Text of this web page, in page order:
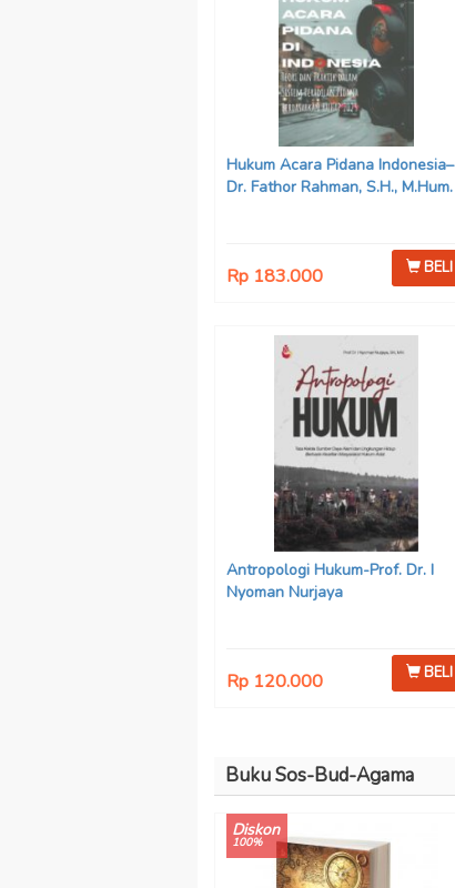
Hukum Acara Pidana Indonesia–
Dr. Fathor Rahman, S.H., M.Hum.
Rp 183.000 BELI
Antropologi Hukum-Prof. Dr. I
Nyoman Nurjaya
Rp 120.000 BELI
Buku Sos-Bud-Agama
Diskon
100%